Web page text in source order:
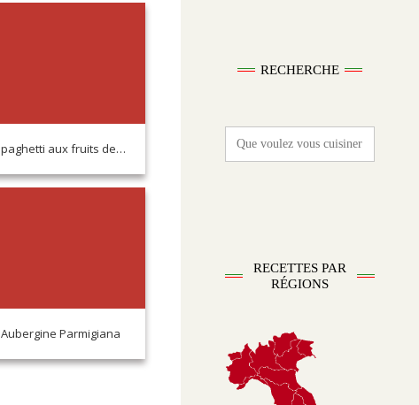
Spaghetti aux fruits de mer
Aubergine Parmigiana
RECHERCHE
Search
for:
RECETTES PAR
RÉGIONS